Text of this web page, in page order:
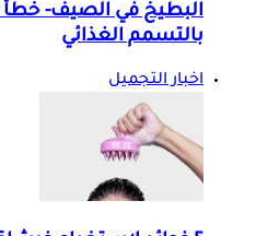
البطيخ في الصيف- خطأ
بالتسمم الغذائي
اخبار التجميل